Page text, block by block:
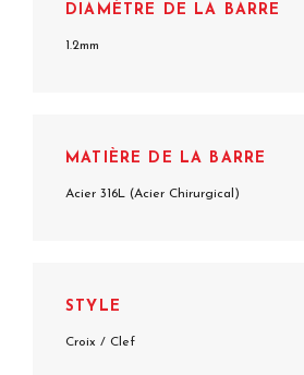
DIAMÈTRE DE LA BARRE
1.2mm
MATIÈRE DE LA BARRE
Acier 316L (Acier Chirurgical)
STYLE
Croix / Clef